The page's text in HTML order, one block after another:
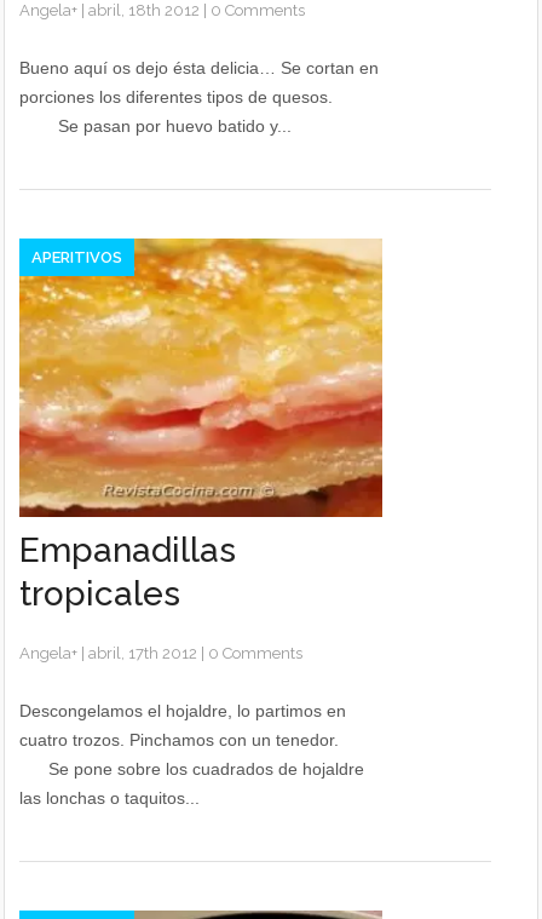
Angela+ |abril, 18th 2012 0 Comments
Bueno aquí os dejo ésta delicia… Se cortan en
porciones los diferentes tipos de quesos.
Se pasan por huevo batido y...
APERITIVOS
Empanadillas
tropicales
Angela+ |abril, 17th 2012 0 Comments
Descongelamos el hojaldre, lo partimos en
cuatro trozos. Pinchamos con un tenedor.
Se pone sobre los cuadrados de hojaldre
las lonchas o taquitos...